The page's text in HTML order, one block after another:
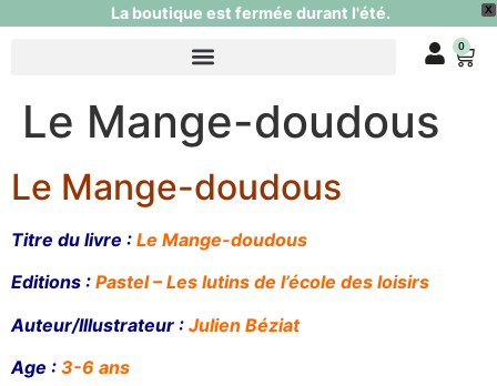
X
La boutique est fermée durant l'été.
0
Le Mange-doudous
Le Mange-doudous
Titre du livre : Le Mange-doudous
Editions : Pastel – Les lutins de l’école des loisirs
Auteur/Illustrateur : Julien Béziat
Age : 3-6 ans